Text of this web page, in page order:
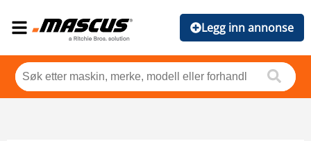
Legg inn annonse